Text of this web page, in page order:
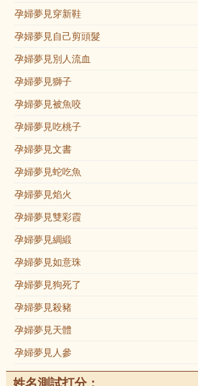
孕婦夢見穿新鞋
孕婦夢見自己剪頭髮
孕婦夢見別人流血
孕婦夢見獅子
孕婦夢見被魚咬
孕婦夢見吃桃子
孕婦夢見文書
孕婦夢見蛇吃魚
孕婦夢見焰火
孕婦夢見雙彩霞
孕婦夢見綢緞
孕婦夢見如意珠
孕婦夢見狗死了
孕婦夢見殺豬
孕婦夢見天體
孕婦夢見人參
姓名測試打分：